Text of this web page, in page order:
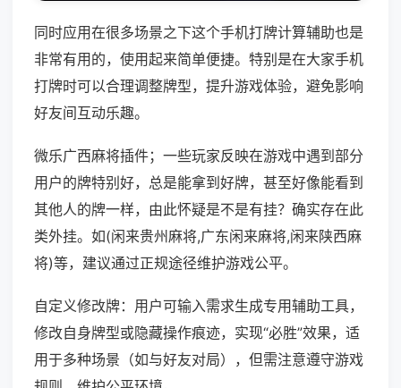
同时应用在很多场景之下这个手机打牌计算辅助也是
非常有用的，使用起来简单便捷。特别是在大家手机
打牌时可以合理调整牌型，提升游戏体验，避免影响
好友间互动乐趣。
微乐广西麻将插件；一些玩家反映在游戏中遇到部分
用户的牌特别好，总是能拿到好牌，甚至好像能看到
其他人的牌一样，由此怀疑是不是有挂？确实存在此
类外挂。如(闲来贵州麻将,广东闲来麻将,闲来陕西麻
将)等，建议通过正规途径维护游戏公平。
自定义修改牌：用户可输入需求生成专用辅助工具，
修改自身牌型或隐藏操作痕迹，实现“必胜”效果，适
用于多种场景（如与好友对局），但需注意遵守游戏